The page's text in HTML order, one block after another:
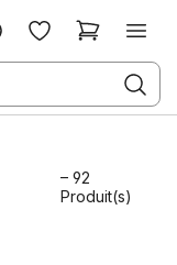
– 92
Produit(s)